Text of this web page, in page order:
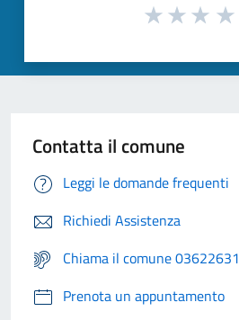
Contatta il comune
Leggi le domande frequenti
Richiedi Assistenza
Chiama il comune 03622631
Prenota un appuntamento